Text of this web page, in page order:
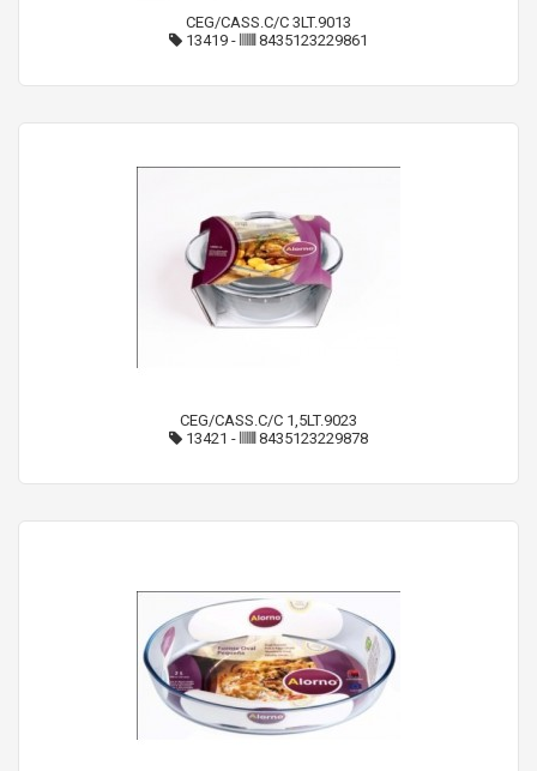
CEG/CASS.C/C 3LT.9013
13419 - 8435123229861
CEG/CASS.C/C 1,5LT.9023
13421 - 8435123229878